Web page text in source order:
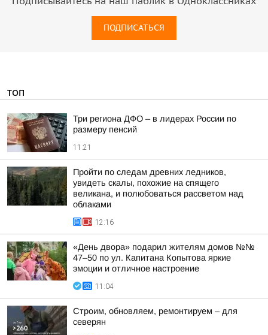
ПОДПИСАТЬСЯ
ТОП
Три региона ДФО – в лидерах России по
размеру пенсий
11:21
Пройти по следам древних ледников,
увидеть скалы, похожие на спящего
великана, и полюбоваться рассветом над
облаками
12:16
«День двора» подарил жителям домов №№
47–50 по ул. Капитана Копытова яркие
эмоции и отличное настроение
11:04
Строим, обновляем, ремонтируем – для
северян